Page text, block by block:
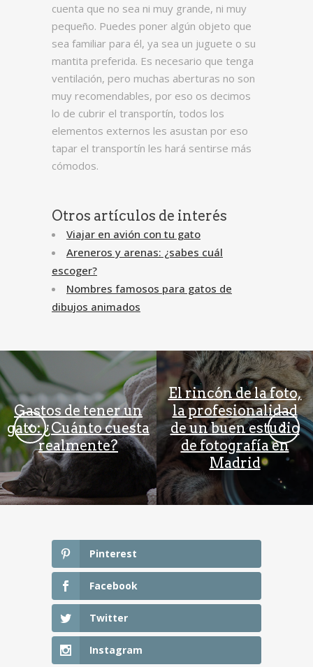
cuenta que no sea ni muy grande, ni muy
pequeño. Puedes poner algún objeto que
sea familiar para él, ya sea un juguete o su
mantita preferida. Es necesario que tenga
ventilación, pero muchas aberturas no son
muy recomendables, por eso os decimos
lo de cubrir el transportín, todos los
elementos externos les asustan por eso
tapar el transportín les hará sentirse más
cómodos.
Otros artículos de interés
Viajar en avión con tu gato
Areneros y arenas: ¿sabes cuál
escoger?
Nombres famosos para gatos de
dibujos animados
El rincón de la foto,
la profesionalidad
de un buen estudio
de fotografía en
Madrid
Un gato también
puede necesitar un
especialista: así
trabaja un hospital
veterinario felino
Pinterest
Facebook
Twitter
Instagram